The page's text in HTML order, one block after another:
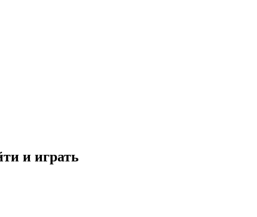
и играть